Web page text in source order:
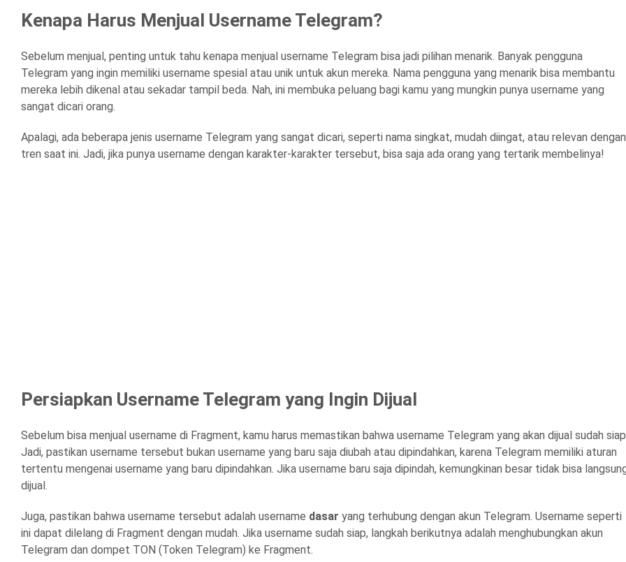
Kenapa Harus Menjual Username Telegram?
Sebelum menjual, penting untuk tahu kenapa menjual username Telegram bisa jadi pilihan menarik. Banyak pengguna
Telegram yang ingin memiliki username spesial atau unik untuk akun mereka. Nama pengguna yang menarik bisa membantu
mereka lebih dikenal atau sekadar tampil beda. Nah, ini membuka peluang bagi kamu yang mungkin punya username yang
sangat dicari orang.
Apalagi, ada beberapa jenis username Telegram yang sangat dicari, seperti nama singkat, mudah diingat, atau relevan dengan
tren saat ini. Jadi, jika punya username dengan karakter-karakter tersebut, bisa saja ada orang yang tertarik membelinya!
Persiapkan Username Telegram yang Ingin Dijual
Sebelum bisa menjual username di Fragment, kamu harus memastikan bahwa username Telegram yang akan dijual sudah
Jadi, pastikan username tersebut bukan username yang baru saja diubah atau dipindahkan, karena Telegram memiliki aturan
tertentu mengenai username yang baru dipindahkan. Jika username baru saja dipindah, kemungkinan besar tidak bisa
dijual.
Juga, pastikan bahwa username tersebut adalah username dasar yang terhubung dengan akun Telegram. Username seperti
ini dapat dilelang di Fragment dengan mudah. Jika username sudah siap, langkah berikutnya adalah menghubungkan akun
Telegram dan dompet TON (Token Telegram) ke Fragment.